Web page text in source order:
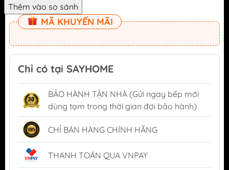
MÃ KHUYẾN MÃI
Chỉ có tại SAYHOME
BẢO HÀNH TẬN NHÀ (Gửi ngay bếp mới
dùng tạm trong thời gian đợi bảo hành)
CHỈ BÁN HÀNG CHÍNH HÃNG
THANH TOÁN QUA VNPAY